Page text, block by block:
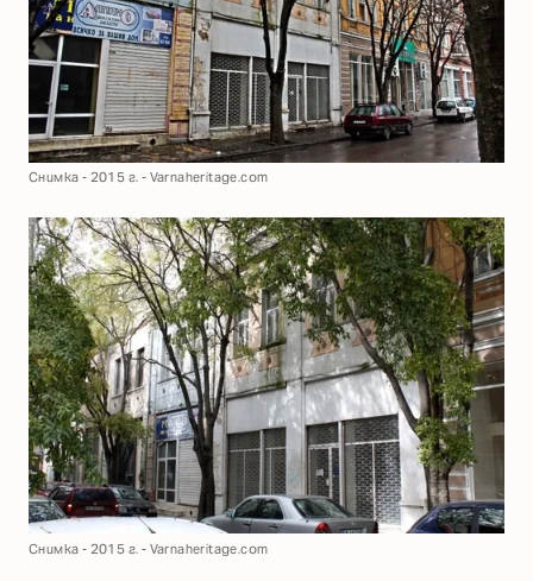
Снимка - 2015 г. - Varnaheritage.com
Снимка - 2015 г. - Varnaheritage.com